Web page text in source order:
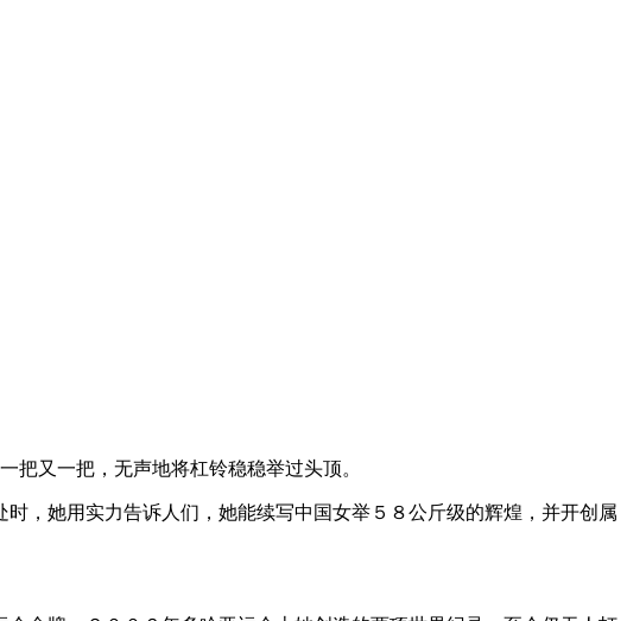
又一把，无声地将杠铃稳稳举过头顶。
，她用实力告诉人们，她能续写中国女举５８公斤级的辉煌，并开创属